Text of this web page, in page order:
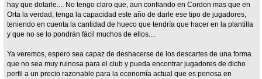
hay que dotarle.... No tengo claro que, aun confiando en Cordon mas que en
Orta la verdad, tenga la capacidad este año de darle ese tipo de jugadores,
teniendo en cuenta la cantidad de hueco que tendría que hacer en la plantilla
y que no se lo pondrán fácil muchos de ellos....
Ya veremos, espero sea capaz de deshacerse de los descartes de una forma
que no sea muy ruinosa para el club y pueda encontrar jugadores de dicho
perfil a un precio razonable para la economía actual que es penosa en